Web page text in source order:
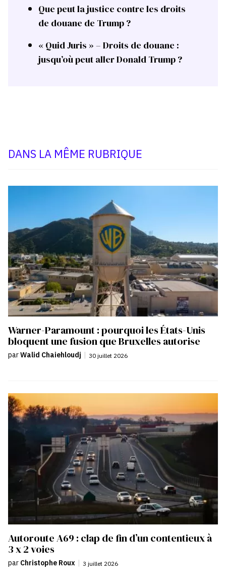
Que peut la justice contre les droits
de douane de Trump ?
« Quid Juris » – Droits de douane :
jusqu’où peut aller Donald Trump ?
DANS LA MÊME RUBRIQUE
Warner-Paramount : pourquoi les États-Unis
bloquent une fusion que Bruxelles autorise
parWalid Chaiehloudj | 30 juillet 2026
Autoroute A69 : clap de fin d’un contentieux à
3 x 2 voies
par Christophe Roux | 3 juillet 2026